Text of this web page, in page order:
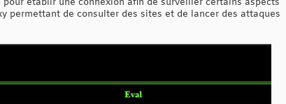
établir une connexion afin de surveiller certains aspects
permettant de consulter des sites et de lancer des attaques